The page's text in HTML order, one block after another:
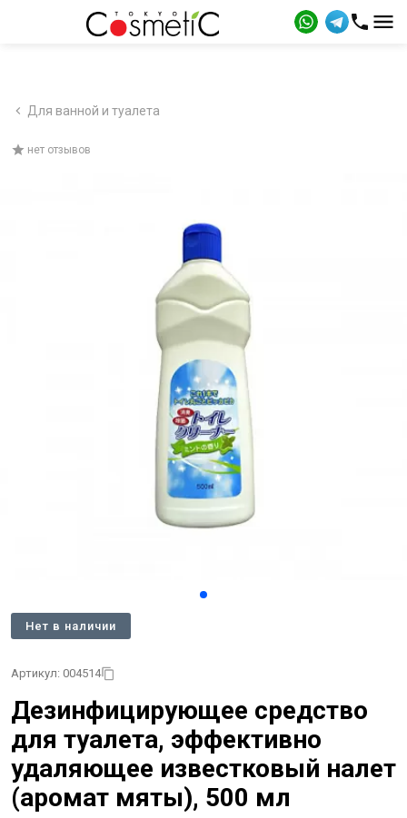
Для ванной и туалета
нет отзывов
Нет в наличии
Артикул: 004514
Дезинфицирующее средство
для туалета, эффективно
удаляющее известковый налет
(аромат мяты), 500 мл